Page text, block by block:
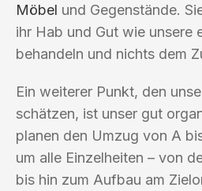
Möbel und Gegenstände.
ihr Hab und Gut wie unsere
behandeln und nichts dem
Ein weiterer Punkt, den
schätzen, ist unser gut
planen den Umzug von A
um alle Einzelheiten – von
bis hin zum Aufbau am